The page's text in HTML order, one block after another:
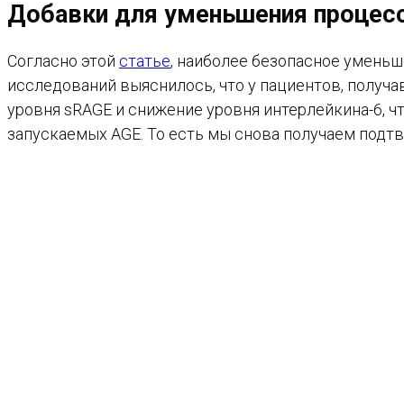
Добавки для уменьшения
Согласно этой статье, наиболее безопасное
исследований выяснилось, что у пациентов,
уровня sRAGE и снижение уровня интерлейкина-
запускаемых AGE. То есть мы снова получаем